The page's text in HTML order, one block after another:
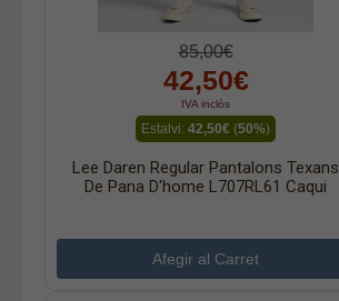
85,00€
42,50€
IVA inclòs
Estalvi: 42,50€ (50%)
Lee Daren Regular Pantalons Texans
De Pana D'home L707RL61 Caqui